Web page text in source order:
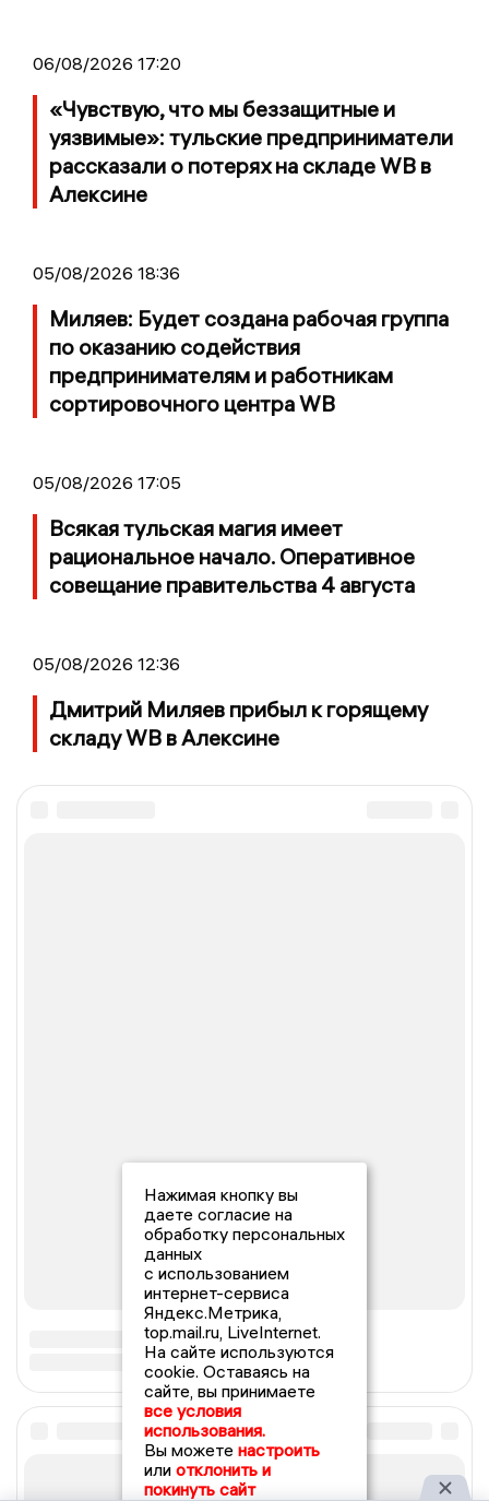
06/08/2026 17:20
«Чувствую, что мы беззащитные и
уязвимые»: тульские предприниматели
рассказали о потерях на складе WB в
Алексине
05/08/2026 18:36
Миляев: Будет создана рабочая группа
по оказанию содействия
предпринимателям и работникам
сортировочного центра WB
05/08/2026 17:05
Всякая тульская магия имеет
рациональное начало. Оперативное
совещание правительства 4 августа
05/08/2026 12:36
Дмитрий Миляев прибыл к горящему
складу WB в Алексине
Нажимая кнопку вы
даете согласие на
обработку персональных
данных
с использованием
интернет-сервиса
Яндекс.Метрика,
top.mail.ru, LiveInternet.
На сайте используются
cookie. Оставаясь на
сайте, вы принимаете
все условия
использования.
Вы можете настроить
или отклонить и
покинуть сайт